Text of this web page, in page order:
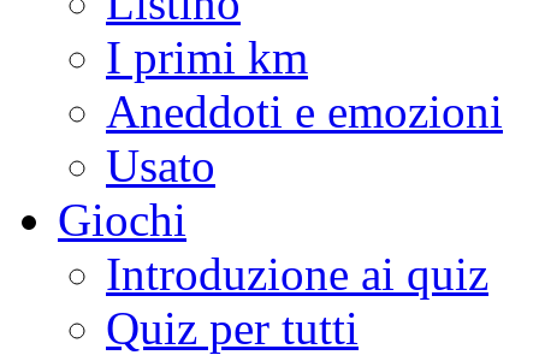
I primi km
Aneddoti e emozioni
Usato
Giochi
Introduzione ai quiz
Quiz per tutti